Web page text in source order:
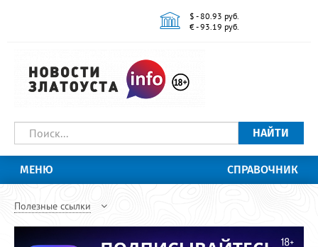
$ - 80.93 руб.
€ - 93.19 руб.
НАЙТИ
МЕНЮ СПРАВОЧНИК
Полезные ссылки